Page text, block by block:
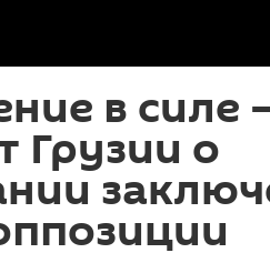
в силе
Грузии о